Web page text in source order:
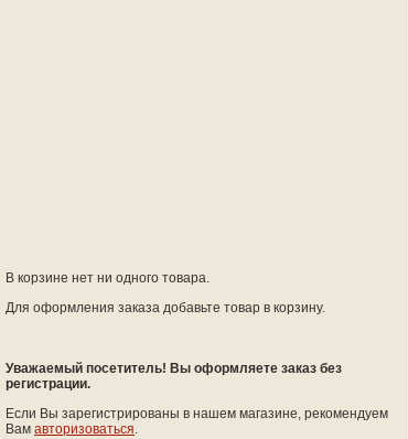
В корзине нет ни одного товара.
Для оформления заказа добавьте товар в корзину.
Уважаемый посетитель! Вы оформляете заказ без
регистрации.
Если Вы зарегистрированы в нашем магазине, рекомендуем
Вам авторизоваться.